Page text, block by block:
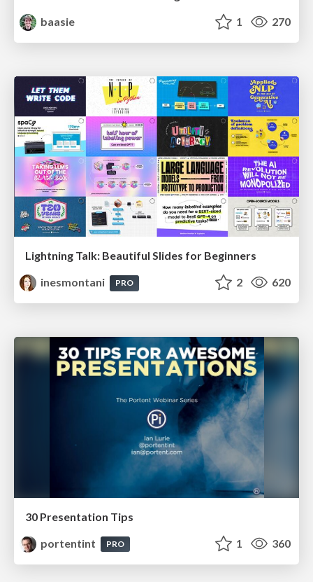
baasie
1 270
Lightning Talk: Beautiful Slides for Beginners
inesmontani
PRO 2 620
30 Presentation Tips
portentint
PRO 1 360